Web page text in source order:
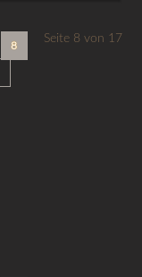
Seite 8 von 17
8